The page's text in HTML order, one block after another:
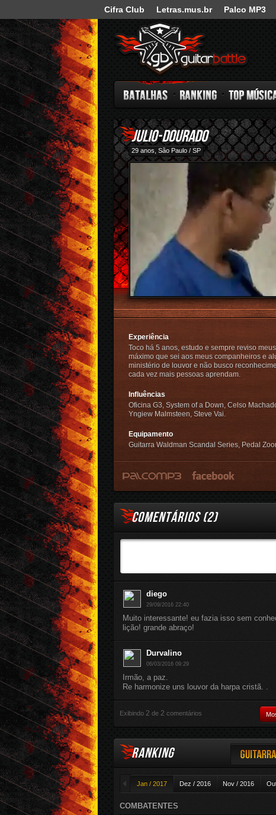
Cifra Club Letras.mus.br Palco MP3
Guitar Battle
Batalhas Ranking Top Músicas
julio-dourado
29 anos, São Paulo / SP
Experiência
Toco há 5 anos, estudo e sempre reviso
máximo que sei aos meus companheiros e
ministério de louvor e não busco
cada vez mais pessoas aprendam.
Influências
Oficina G3, System of a Down, Celso
Yngiew Malmsteen, Steve Vai.
Equipamento
Guitarra Waldman Scandal Series, Pedal
COMENTÁRIOS (2)
diego
29/09/2016 22:40
Muito interessante! eu fazia isso sem
lição! grande abraço!
Durvalino
06/03/2016 09:29
Irmão, a paz.
Re harmonize uns louvor da harpa cristã. .
Exibindo 2 de 2 comentários
RANKING
◄
Jan / 2017 Dez / 2016 Nov / 2016
Guitarra
COMBATENTES